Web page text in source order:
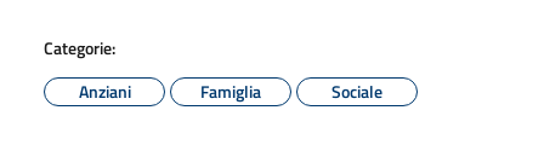
Categorie:
Anziani
Famiglia Sociale